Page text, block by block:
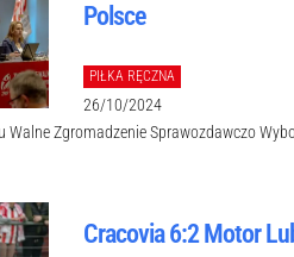
Polsce
PIŁKA RĘCZNA
26/10/2024
Zgromadzenie Sprawozdawczo
Cracovia 6:2 Motor